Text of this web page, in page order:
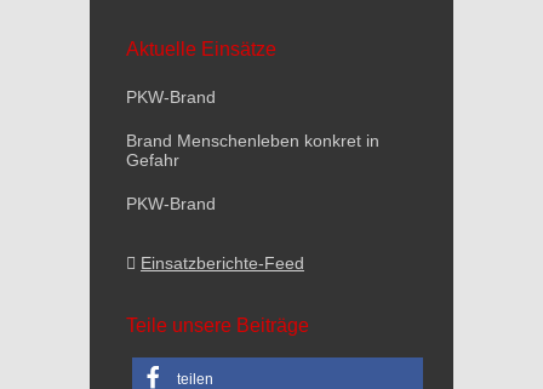
Aktuelle Einsätze
PKW-Brand
Brand Menschenleben konkret in
Gefahr
PKW-Brand
Einsatzberichte-Feed
Teile unsere Beiträge
teilen